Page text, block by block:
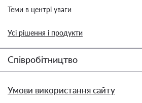
Теми в центрі уваги
Усі рішення і продукти
Співробітництво
Умови використання сайту